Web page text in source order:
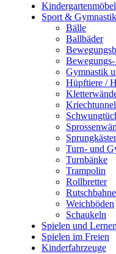
Sport & Gymnastik
Bälle
Ballbäder
Gymnastik
Hüpftiere /
Kriechtunnel
Turn- und
Turnbänke
Trampolin
Rollbretter
Weichböden
Schaukeln
Spielen und Lernen
Spielen im Freien
Kinderfahrzeuge